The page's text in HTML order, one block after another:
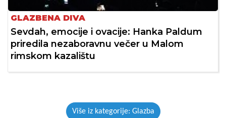
GLAZBENA DIVA
Sevdah, emocije i ovacije: Hanka Paldum
priredila nezaboravnu večer u Malom
rimskom kazalištu
Više iz kategorije: Glazba